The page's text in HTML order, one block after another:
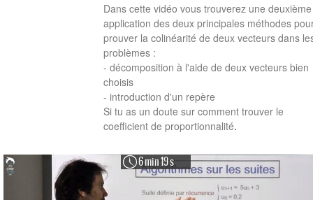
Dans cette vidéo vous trouverez une deuxième
application des deux principales méthodes
prouver la colinéarité de deux vecteurs dans
problèmes :
- décomposition à l'aide de deux vecteurs bien
choisis
- introduction d'un repère
Si tu as un doute sur commenttrouver le
coefficient de proportionnalité.
6 min 19 s